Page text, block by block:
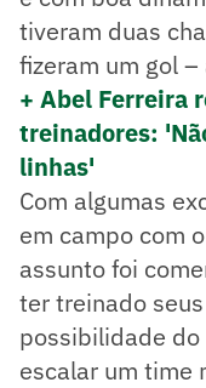
tiveram duas
fizeram um gol
+ Abel Ferreira
treinadores:
linhas'
Com algumas
em campo com
assunto foi
ter treinado
possibilidade
escalar um time